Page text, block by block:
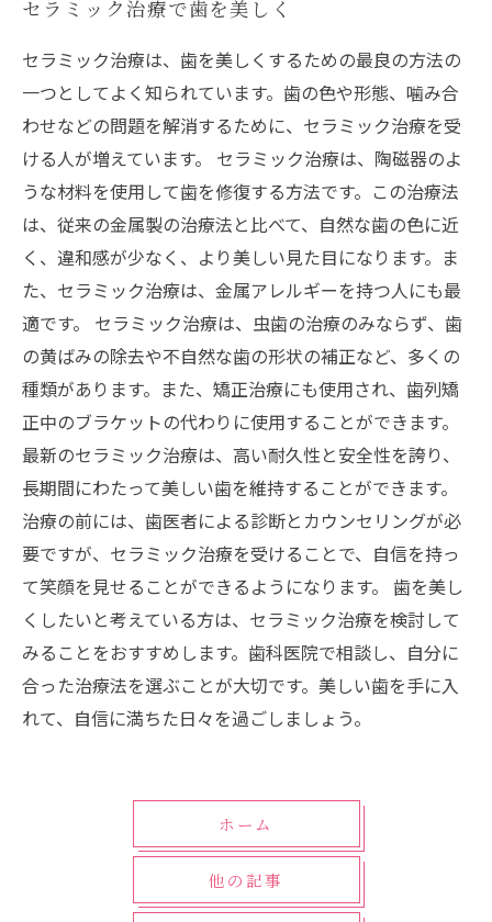
セラミック治療で歯を美しく
セラミック治療は、歯を美しくするための最良の方法の
一つとしてよく知られています。歯の色や形態、噛み合
わせなどの問題を解消するために、セラミック治療を受
ける人が増えています。 セラミック治療は、陶磁器のよ
うな材料を使用して歯を修復する方法です。この治療法
は、従来の金属製の治療法と比べて、自然な歯の色に近
く、違和感が少なく、より美しい見た目になります。ま
た、セラミック治療は、金属アレルギーを持つ人にも最
適です。 セラミック治療は、虫歯の治療のみならず、歯
の黄ばみの除去や不自然な歯の形状の補正など、多くの
種類があります。また、矯正治療にも使用され、歯列矯
正中のブラケットの代わりに使用することができます。
最新のセラミック治療は、高い耐久性と安全性を誇り、
長期間にわたって美しい歯を維持することができます。
治療の前には、歯医者による診断とカウンセリングが必
要ですが、セラミック治療を受けることで、自信を持っ
て笑顔を見せることができるようになります。 歯を美し
くしたいと考えている方は、セラミック治療を検討して
みることをおすすめします。歯科医院で相談し、自分に
合った治療法を選ぶことが大切です。美しい歯を手に入
れて、自信に満ちた日々を過ごしましょう。
ホーム
他の記事